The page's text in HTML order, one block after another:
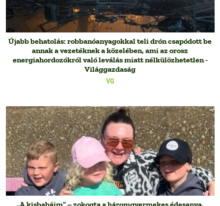
VG
Újabb behatolás: robbanóanyagokkal teli drón csapódott be
annak a vezetéknek a közelében, ami az orosz
energiahordozókról való leválás miatt nélkülözhetetlen -
Világgazdaság